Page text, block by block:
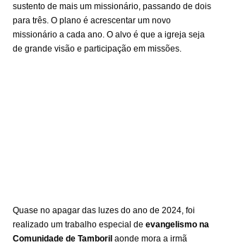
sustento de mais um missionário, passando de dois
para três. O plano é acrescentar um novo
missionário a cada ano. O alvo é que a igreja seja
de grande visão e participação em missões.
Quase no apagar das luzes do ano de 2024, foi
realizado um trabalho especial de evangelismo na
Comunidade de Tamboril aonde mora a irmã